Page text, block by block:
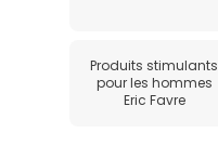
Produits stimulants
pour les hommes
Eric Favre